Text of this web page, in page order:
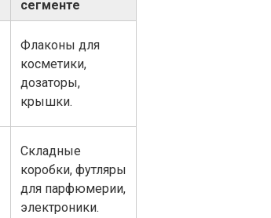
сегменте
Флаконы для
косметики,
дозаторы,
крышки.
Складные
коробки, футляры
для парфюмерии,
электроники.